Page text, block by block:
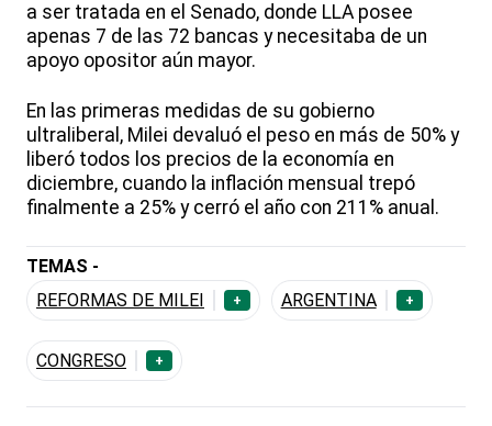
a ser tratada en el Senado, donde LLA posee
apenas 7 de las 72 bancas y necesitaba de un
apoyo opositor aún mayor.
En las primeras medidas de su gobierno
ultraliberal, Milei devaluó el peso en más de 50% y
liberó todos los precios de la economía en
diciembre, cuando la inflación mensual trepó
finalmente a 25% y cerró el año con 211% anual.
TEMAS -
REFORMAS DE MILEI
+ ARGENTINA +
CONGRESO +